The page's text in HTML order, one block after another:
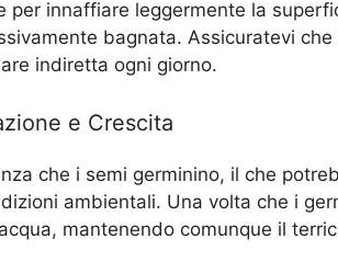
per innaffiare leggermente la
bagnata. Assicuratevi
indiretta ogni giorno.
e Crescita
che i semi germinino, il che
ambientali. Una volta che i
mantenendo comunque il